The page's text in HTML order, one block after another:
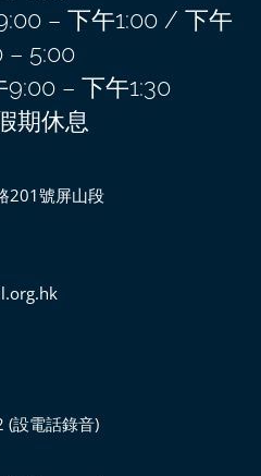
– 下午1:00 / 下午
– 5:00
– 下午1:30
期休息
201號屏山段
(設電話錄音)